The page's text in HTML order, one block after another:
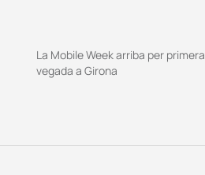
La Mobile Week arriba per primera
vegada a Girona